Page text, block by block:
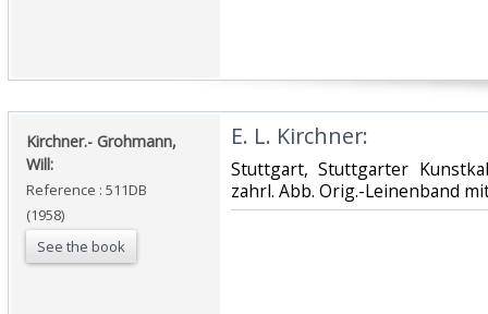
‎Kirchner.- Grohmann,
Will:‎
Reference : 511DB
(1958)
See the book
‎E. L. Kirchner:‎
‎Stuttgart, Stuttgarter
zahrl. Abb. Orig.-Leinenband